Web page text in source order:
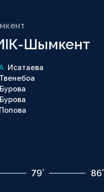
Шымкент
Исатаева
Твенебоа
Бурова
Бурова
Попова
79’ 86’